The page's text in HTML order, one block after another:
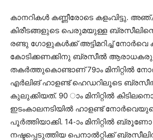
കാനറികള്‍ കണ്ണീരോടെ കളംവിട്ടു.
കിരീടങ്ങളുടെ പെരുമയുള്ള ബ്രസീലിനെ
രണ്ടു ഗോളുകള്‍ക്ക് അട്ടിമറിച്ച് നോര്‍വെ
കോടിക്കണക്കിനു ബ്രസീല്‍
തകര്‍ത്തുകൊണ്ടാണ് 79ാം മിനിറ്റില്‍
എര്‍ലിങ് ഹാളണ്ട് ഹെഡറിലൂടെ
കുലുക്കിയത്. 90 ാം മിനിറ്റില്‍
ഇടംകാലനടിയില്‍ ഹാളണ്ട്
പൂര്‍ത്തിയാക്കി. 14-ാം മിനിറ്റില്‍
നഷ്ടപ്പെടുത്തിയ പെനാല്‍റ്റിക്ക്